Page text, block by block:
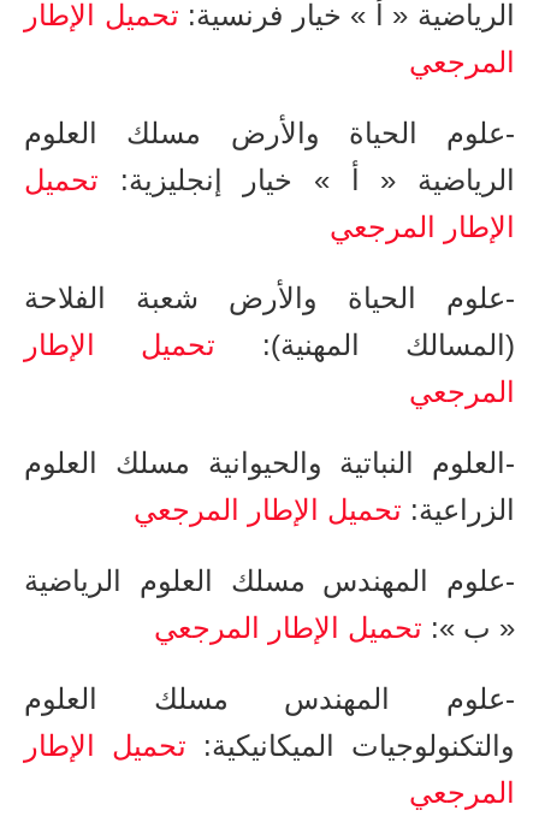
الرياضية « أ » خيار فرنسية​​​​​: تحميل الإطار
المرجعي
-علوم الحياة والأرض ​مسلك العلوم
الرياضية « أ » خيار إنجليزية​​​​​: تحميل
الإطار المرجعي
-علوم الحياة والأرض شعبة الفلاحة
(المسالك المهنية)​​​​​​: تحميل الإطار
المرجعي
-العلوم النباتية والحيوانية ​مسلك العلوم
الزراعية: تحميل الإطار المرجعي
-علوم المهندس ​​مسلك العلوم الرياضية
« ب »: تحميل الإطار المرجعي
-علوم المهندس​ مسلك العلوم
والتكنولوجيات الميكانيكية: تحميل الإطار
المرجعي